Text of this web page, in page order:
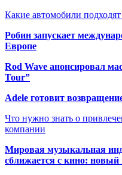
Какие автомобили
Робин запускает
Европе
Rod Wave анонсировал
Tour”
Adele готовит
Что нужно знать о
компании
Мировая музыкальная
сближается с кино: новый